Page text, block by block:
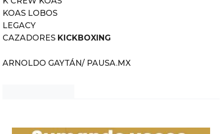
KOAS LOBOS
LEGACY
CAZADORES KICKBOXING
ARNOLDO GAYTÁN/ PAUSA.MX